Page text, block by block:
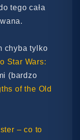
tego cała
chyba tylko
Star Wars:
(bardzo
of the Old
– co to